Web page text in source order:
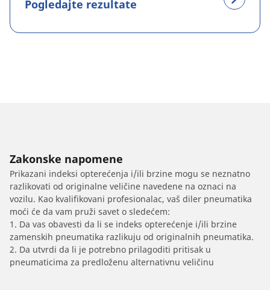
Pogledajte rezultate
Zakonske napomene
Prikazani indeksi opterećenja i/ili brzine mogu se neznatno
razlikovati od originalne veličine navedene na oznaci na
vozilu. Kao kvalifikovani profesionalac, vaš diler pneumatika
moći će da vam pruži savet o sledećem:
1. Da vas obavesti da li se indeks opterećenje i/ili brzine
zamenskih pneumatika razlikuju od originalnih pneumatika.
2. Da utvrdi da li je potrebno prilagoditi pritisak u
pneumaticima za predloženu alternativnu veličinu